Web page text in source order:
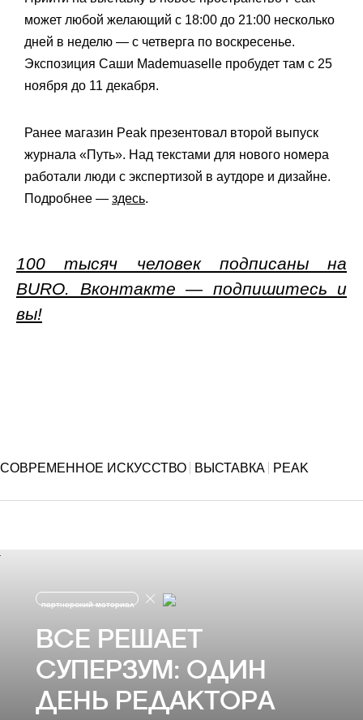
может любой желающий с 18:00 до 21:00 несколько
дней в неделю — с четверга по воскресенье.
Экспозиция Саши Mademuaselle пробудет там с 25
ноября до 11 декабря.
Ранее магазин Peak презентовал второй выпуск
журнала «Путь». Над текстами для нового номера
работали люди с экспертизой в аутдоре и дизайне.
Подробнее — здесь.
100 тысяч человек подписаны на
BURO. Вконтакте — подпишитесь и
вы!
СОВРЕМЕННОЕ ИСКУССТВО ВЫСТАВКА PEAK
партнерский материал
ВСЕ РЕШАЕТ
СУПЕРЗУМ: ОДИН
ДЕНЬ РЕДАКТОРА